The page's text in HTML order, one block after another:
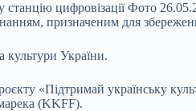
станцію цифровізації Фото
призначеним для
культури України.
«Підтримай українську
(KKFF).